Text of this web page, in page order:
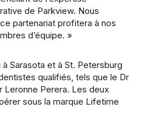
de Parkview. Nous
partenariat profitera à nos
d’équipe. »
Sarasota et à St. Petersburg
qualifiés, tels que le Dr
Leronne Perera. Les deux
sous la marque Lifetime